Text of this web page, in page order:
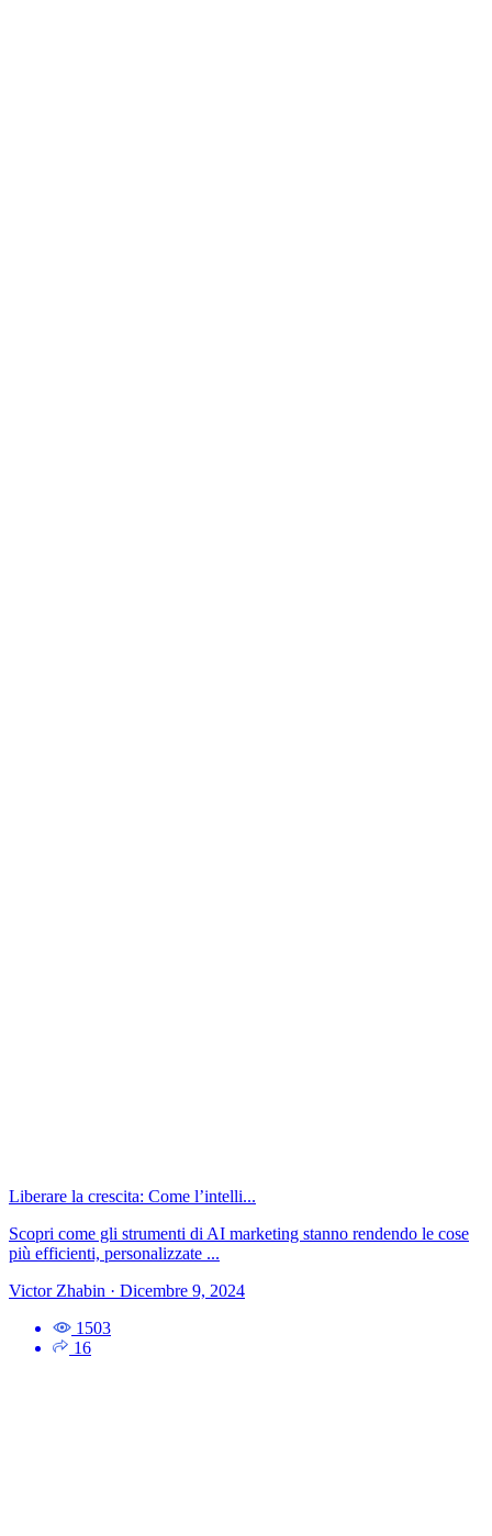
Liberare la crescita: Come l’intelli...
Scopri come gli strumenti di AI marketing stanno rendendo le cose
più efficienti, personalizzate ...
Victor Zhabin · Dicembre 9, 2024
1503
16